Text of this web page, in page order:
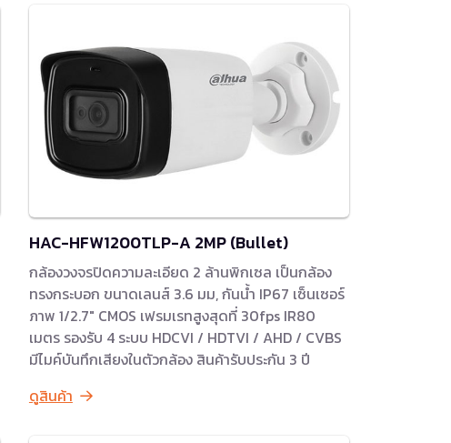
HAC-HFW1200TLP-A 2MP (Bullet)
กล้องวงจรปิดความละเอียด 2 ล้านพิกเซล เป็นกล้อง
ทรงกระบอก ขนาดเลนส์ 3.6 มม, กันน้ำ IP67 เซ็นเซอร์
ภาพ 1/2.7″ CMOS เฟรมเรทสูงสุดที่ 30fps IR80
เมตร รองรับ 4 ระบบ HDCVI / HDTVI / AHD / CVBS
มีไมค์บันทึกเสียงในตัวกล้อง สินค้ารับประกัน 3 ปี
ดูสินค้า